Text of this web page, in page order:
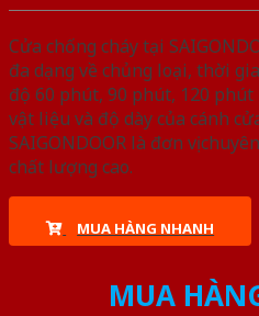
Cửa chống cháy tại
đa dạng về chủng loại, thời
độ 60 phút, 90 phút, 120
vật liệu và độ dày của cánh
SAIGONDOOR là đơn vị
chất lượng cao.
MUA HÀNG NHANH
MUA